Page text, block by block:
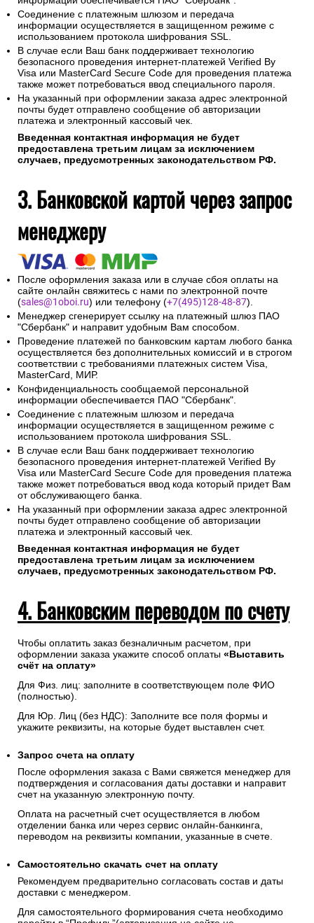
Для оплаты покупки Вы будете перенаправлены на
платежный шлюз ПАО "Сбербанк" для ввода реквизитов
Вашей карты.
Конфиденциальность сообщаемой персональной
информации обеспечивается ПАО "Сбербанк".
Соединение с платежным шлюзом и передача
информации осуществляется в защищенном режиме с
использованием протокола шифрования SSL.
В случае если Ваш банк поддерживает технологию
безопасного проведения интернет-платежей Verified By
Visa или MasterCard Secure Code для проведения платежа
также может потребоваться ввод специального пароля.
платежа и электронный кассовый чек.
Введенная контактная информация не будет
предоставлена третьим лицам за исключением
случаев, предусмотренных законодательством РФ.
3. Банковской картой через запрос
менеджеру
После оформления заказа или в случае сбоя оплаты на
сайте онлайн свяжитесь с нами по электронной почте
(sales@1oboi.ru) или телефону (
Менеджер сгенерирует ссылку на платежный шлюз ПАО
"Сбербанк" и направит удобным Вам способом.
Проведение платежей по банковским картам любого банка
осуществляется без дополнительных комиссий и в строгом
соответствии с требованиями платежных систем Visa,
MasterCard, МИР.
Конфиденциальность сообщаемой персональной
информации обеспечивается ПАО "Сбербанк".
Соединение с платежным шлюзом и передача
информации осуществляется в защищенном режиме с
использованием протокола шифрования SSL.
В случае если Ваш банк поддерживает технологию
безопасного проведения интернет-платежей Verified By
Visa или MasterCard Secure Code для проведения платежа
также может потребоваться ввод кода который придет Вам
от обслуживающего банка.
платежа и электронный кассовый чек.
Введенная контактная информация не будет
случаев, предусмотренных законодательством РФ.
4. Банковским переводом по счету
Чтобы оплатить заказ безналичным расчетом, при
оформлении заказа укажите способ оплаты«Выставить
Для Физ. лиц: заполните в соответствующем поле ФИО
(полностью).
Для Юр. Лиц (без НДС): Заполните все поля формы и
укажите реквизиты, на которые будет выставлен счет.
Запрос счета на оплату
подтверждения и согласования даты доставки и направит
счет на указанную электронную почту.
Оплата на расчетный счет осуществляется в любом
отделении банка или через сервис онлайн-банкинга,
переводом на реквизиты компании, указанные в счете.